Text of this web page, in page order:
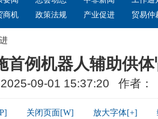
商机
政策法规 产业促进 贸易仲
首例机器人辅助供
2025-09-01 15:37:20 作者
关闭页面[W] 放大字体[+]